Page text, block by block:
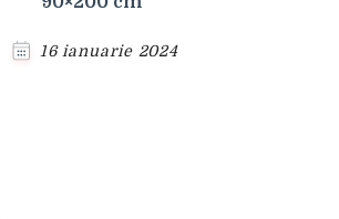
16 ianuarie 2024